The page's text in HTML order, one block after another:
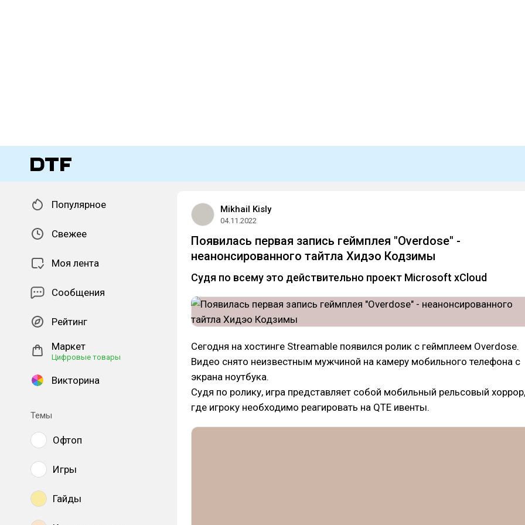
Популярное
Свежее
Моя лента
Сообщения
Рейтинг
Маркет
Цифровые товары
Викторина
Темы
Офтоп
Игры
Гайды
Mikhail Kisly
04.11.2022
Появилась первая запись геймплея "Overdose" -
неанонсированного тайтла Хидэо Кодзимы
Судя по всему это действительно проект Microsoft xCloud
Сегодня на хостинге Streamable появился ролик с геймплеем Overdose.
Видео снято неизвестным мужчиной на камеру мобильного телефона с
экрана ноутбука.
Судя по ролику, игра представляет собой мобильный рельсовый хоррор,
где игроку необходимо реагировать на QTE ивенты.